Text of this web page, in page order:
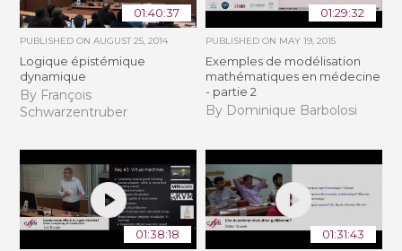
01:40:37
PUBLISHED ONAUGUST 25, 2014
Logique épistémique
dynamique
By François
Schwarzentruber
01:29:32
PUBLISHED ON MAY 19, 2015
Exemples de modélisation
mathématiques en médecine
- partie 2
By Dominique Barbolosi
01:38:18 01:31:43